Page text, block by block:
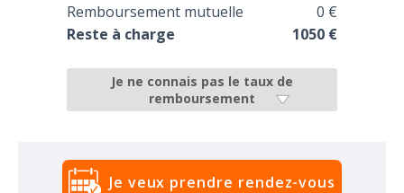
Remboursement mutuelle
0 €
Reste à charge
1050 €
Je ne connais pas le taux de
remboursement
Je veux prendre rendez-vous